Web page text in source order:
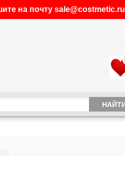
на почту sale@costmetic.ru